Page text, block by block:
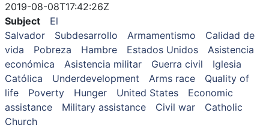
2019-08-08T17:42:26Z
Subject
El
Salvador
Subdesarrollo Armamentismo
Calidad de
vida
Pobreza Hambre Estados Unidos
Asistencia
económica
Asistencia militar Guerra civil
Iglesia
Católica
Underdevelopment Arms race
Quality of
life
Poverty Hunger United States
Economic
assistance
Military assistance Civil war
Catholic
Church